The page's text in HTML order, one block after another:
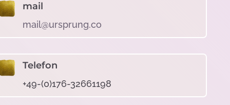
mail
mail@ursprung.co
Telefon
+49-(0)176-32661198